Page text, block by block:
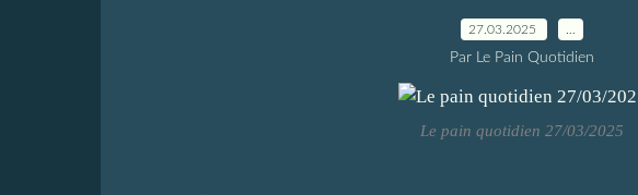
27.03.2025
Par Le Pain Quotidien
Le pain quotidien 27/03/2025